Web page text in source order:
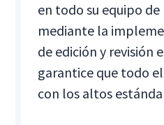
en todo su equipo
mediante la
de edición y revisión
garantice que todo
con los altos